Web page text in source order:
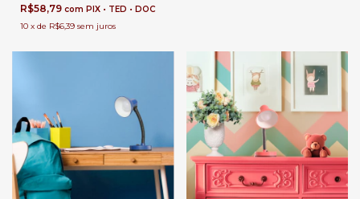
R$58,79 com PIX • TED • DOC
10 x de R$6,39 sem juros